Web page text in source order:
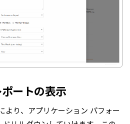
ートの表示
より、アプリケーション パフォー